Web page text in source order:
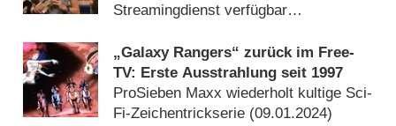
Streamingdienst verfügbar
„Galaxy Rangers“ zurück im Free-
TV: Erste Ausstrahlung seit 1997
ProSieben Maxx wiederholt kultige Sci-
Fi-Zeichentrickserie (09.01.2024)